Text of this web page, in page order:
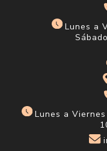
Lunes a
Lunes a